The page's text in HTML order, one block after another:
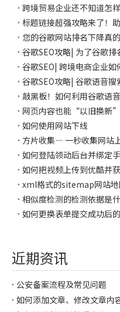
标题链接超强攻略来了！
您的谷歌网站排名下降真
如何使用网站下线
方片收集— 一秒收集网站
如何登陆领动后台并绑定手
如何把视频上传到优酷并
相似度检测的检测依据是什
近期资讯
公安备案流程及常见问题
如何添加文章、修改文章内